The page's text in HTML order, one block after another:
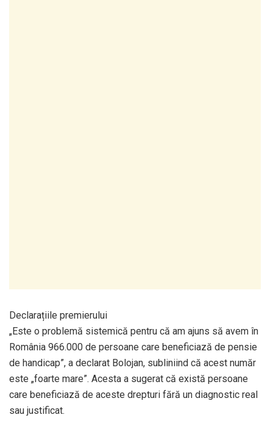
Declarațiile premierului
„Este o problemă sistemică pentru că am ajuns să avem în
România 966.000 de persoane care beneficiază de pensie
de handicap”, a declarat Bolojan, subliniind că acest număr
este „foarte mare”. Acesta a sugerat că există persoane
care beneficiază de aceste drepturi fără un diagnostic real
sau justificat.